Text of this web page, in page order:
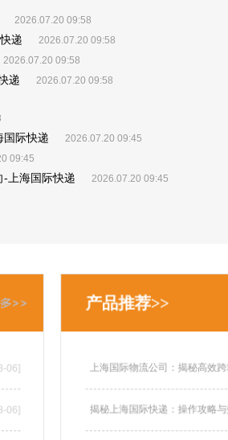
2026.07.20 09:58
递 2026.07.20 09:58
2026.07.20 09:58
递 2026.07.20 09:58
国际快递 2026.07.20 09:45
09:45
-上海国际快递 2026.07.20 09:45
06]
06]
产品推荐>>
上海国际物流公司：揭秘高效
揭秘上海国际快递：操作攻略与